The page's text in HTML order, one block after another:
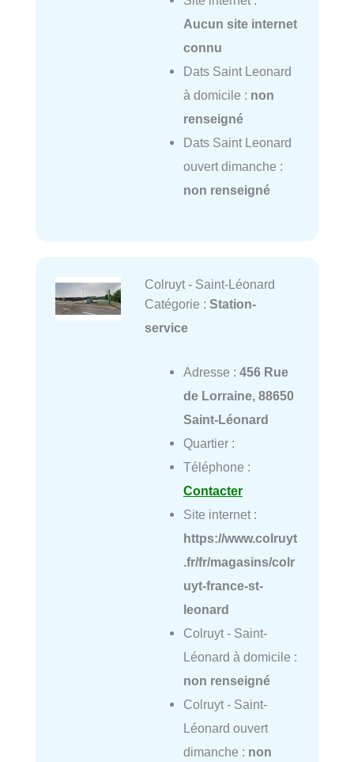
Aucun site internet
connu
Dats Saint Leonard
à domicile : non
renseigné
Dats Saint Leonard
ouvert dimanche :
non renseigné
Colruyt - Saint-Léonard
Catégorie : Station-
service
Adresse : 456 Rue
de Lorraine, 88650
Saint-Léonard
Quartier :
Téléphone :
Contacter
Site internet :
https://www.colruyt
.fr/fr/magasins/colr
uyt-france-st-
leonard
Colruyt - Saint-
Léonard à domicile :
non renseigné
Colruyt - Saint-
Léonard ouvert
dimanche : non